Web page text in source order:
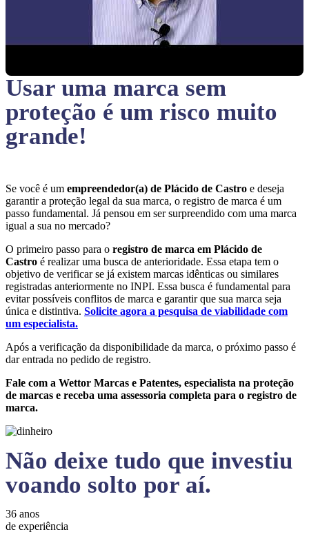
Usar uma marca sem
proteção é um risco muito
grande!
Se você é um empreendedor(a) de Plácido de Castro e deseja
garantir a proteção legal da sua marca, o registro de marca é um
passo fundamental. Já pensou em ser surpreendido com uma marca
igual a sua no mercado?
O primeiro passo para o registro de marca em Plácido de
Castro é realizar uma busca de anterioridade. Essa etapa tem o
objetivo de verificar se já existem marcas idênticas ou similares
registradas anteriormente no INPI. Essa busca é fundamental para
evitar possíveis conflitos de marca e garantir que sua marca seja
única e distintiva. Solicite agora a pesquisa de viabilidade com
um especialista.
Após a verificação da disponibilidade da marca, o próximo passo é
dar entrada no pedido de registro.
Fale com a Wettor Marcas e Patentes, especialista na proteção
de marcas e receba uma assessoria completa para o registro de
marca.
Não deixe tudo que investiu
voando solto por aí.
36 anos
de experiência